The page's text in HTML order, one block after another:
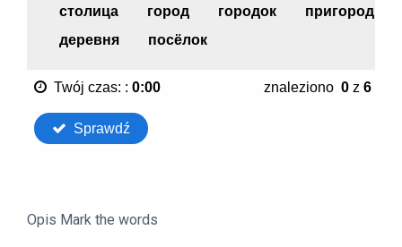
Opis Mark the words